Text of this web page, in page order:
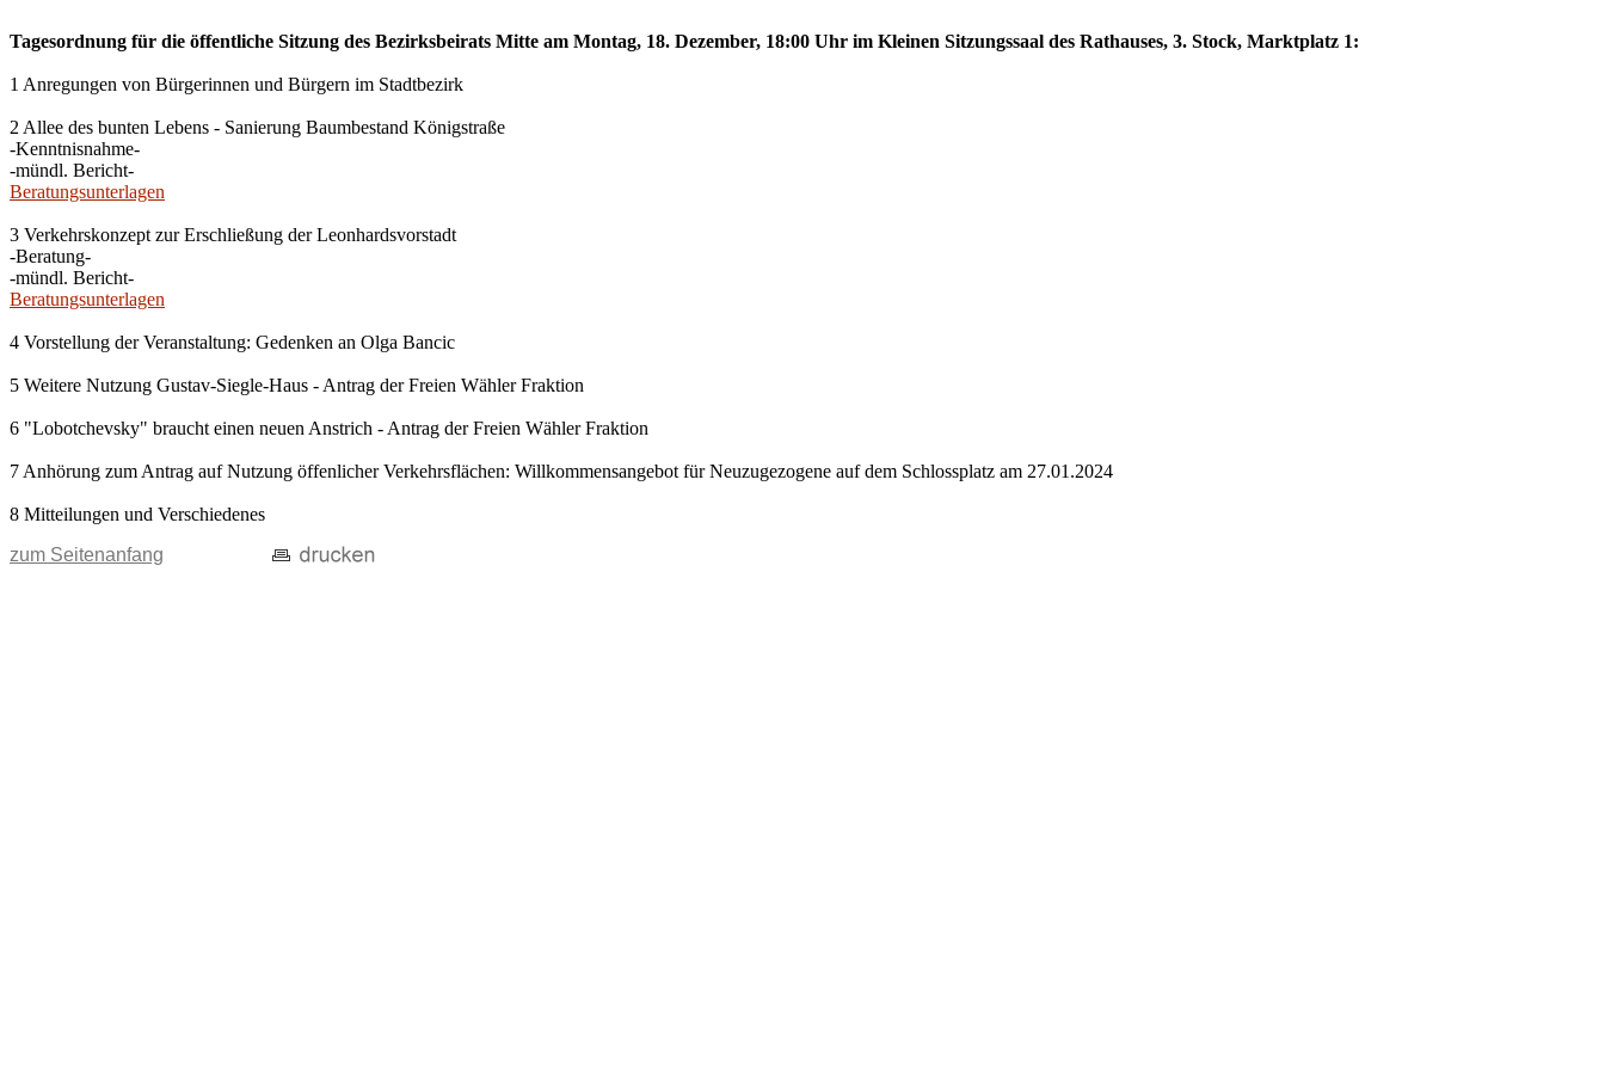
Tagesordnung für die öffentliche Sitzung des Bezirksbeirats Mitte am Montag, 18. Dezember, 18:00 Uhr im Kleinen Sitzungssaal des Rathauses, 3. Stock, Marktplatz 1:
1 Anregungen von Bürgerinnen und Bürgern im Stadtbezirk
2 Allee des bunten Lebens - Sanierung Baumbestand Königstraße
-Kenntnisnahme-
-mündl. Bericht-
Beratungsunterlagen
3 Verkehrskonzept zur Erschließung der Leonhardsvorstadt
-Beratung-
-mündl. Bericht-
Beratungsunterlagen
4 Vorstellung der Veranstaltung: Gedenken an Olga Bancic
5 Weitere Nutzung Gustav-Siegle-Haus - Antrag der Freien Wähler Fraktion
6 "Lobotchevsky" braucht einen neuen Anstrich - Antrag der Freien Wähler Fraktion
7 Anhörung zum Antrag auf Nutzung öffenlicher Verkehrsflächen: Willkommensangebot für Neuzugezogene auf dem Schlossplatz am 27.01.2024
8 Mitteilungen und Verschiedenes
zum Seitenanfang